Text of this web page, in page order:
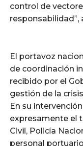
control de
responsabilidad”,
El portavoz
de coordinación
recibido por el
gestión de la
En su
expresamente el
Civil, Policía
personal